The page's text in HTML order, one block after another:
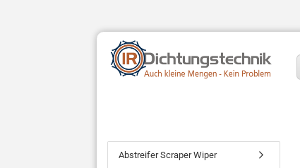
Abstreifer Scraper Wiper